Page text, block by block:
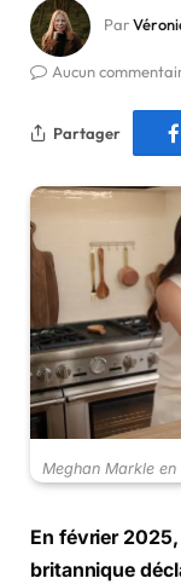
Par
Aucun
Partager
Meghan Markle
En février
britannique